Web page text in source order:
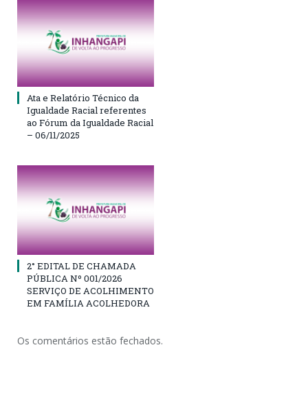
Ata e Relatório Técnico da
Igualdade Racial referentes
ao Fórum da Igualdade Racial
– 06/11/2025
2° EDITAL DE CHAMADA
PÚBLICA Nº 001/2026
SERVIÇO DE ACOLHIMENTO
EM FAMÍLIA ACOLHEDORA
Os comentários estão fechados.